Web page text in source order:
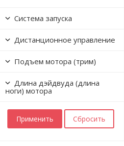
Система запуска
Дистанционное управление
Подъем мотора (трим)
Длина дэйдвуда (длина
ноги) мотора